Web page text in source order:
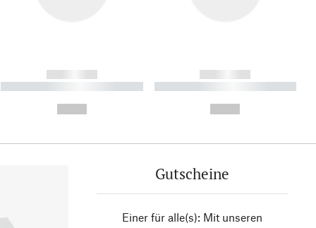
------------
----------- ----------- ----------
------------
----------- ----------- ----------
Gutscheine
Einer für alle(s): Mit unseren